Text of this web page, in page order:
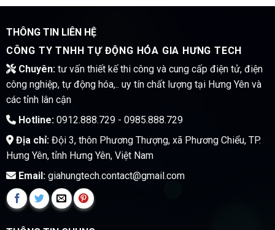
THÔNG TIN LIÊN HỆ
CÔNG TY TNHH TỰ ĐỘNG HÓA GIA HƯNG TECH
Chuyên:tư vấn thiết kế thi công và cung cấp điện tử, điện
công nghiệp, tự động hóa,.. uy tín chất lượng tại Hưng Yên và
các tỉnh lân cận
Hotline:0912.888.729 - 0985.888.729
Địa chỉ:Đội 3, thôn Phương Thượng, xã Phương Chiểu, TP.
Hưng Yên, tỉnh Hưng Yên, Việt Nam
Email:giahungtech.contact@gmail.com